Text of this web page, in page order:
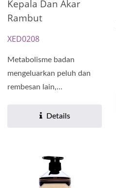
Kepala Dan Akar
Rambut
XED0208
Metabolisme badan
mengeluarkan peluh dan
rembesan lain,
untuk membersihkan...
Details